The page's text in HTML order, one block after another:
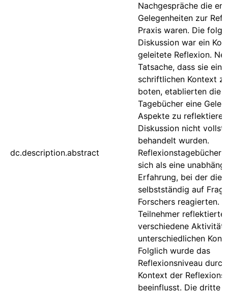
dc.description.abstract
Nachgespräche die
Gelegenheiten zur
Praxis waren. Die
Diskussion war ein
geleitete Reflexion.
Tatsache, dass sie
schriftlichen Kontext
boten, etablierten die
Tagebücher eine
Aspekte zu
Diskussion nicht
behandelt wurden.
Reflexionstagebücher
sich als eine
Erfahrung, bei der die
selbstständig auf
Forschers reagierten.
Teilnehmer
verschiedene
unterschiedlichen
Folglich wurde das
Reflexionsniveau
Kontext der
beeinflusst. Die dritte